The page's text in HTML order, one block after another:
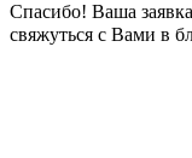
Спасибо! Ваша
свяжуться с Вами в